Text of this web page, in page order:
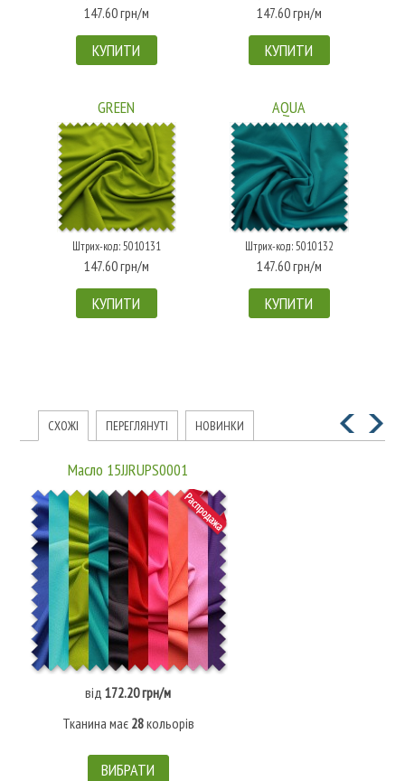
147.60 грн/м
КУПИТИ
147.60 грн/м
КУПИТИ
GREEN
Штрих-код: 5010131
147.60 грн/м
КУПИТИ
AQUA
Штрих-код: 5010132
147.60 грн/м
КУПИТИ
СХОЖІ ПЕРЕГЛЯНУТІ НОВИНКИ
Масло 15JJRUPS0001
від172.20 грн/м
Тканина має 28кольорів
ВИБРАТИ